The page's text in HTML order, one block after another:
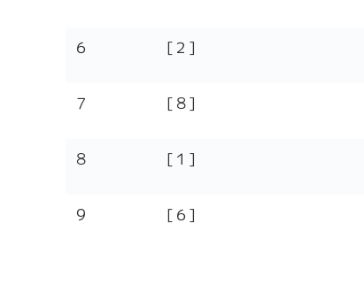
６ [２]
７ [８]
８ [１]
９ [６]